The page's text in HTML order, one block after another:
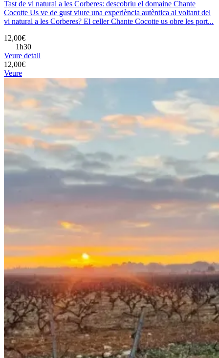
Tast de vi natural a les Corberes: descobriu el domaine Chante
Cocotte Us ve de gust viure una experiència autèntica al voltant del
vi natural a les Corberes? El celler Chante Cocotte us obre les port...
12,00€
1h30
Veure detall
12,00€
Veure